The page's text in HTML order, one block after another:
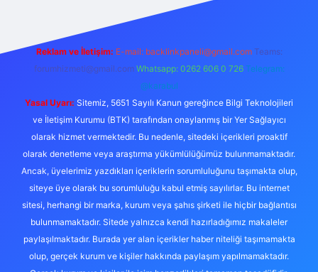
Reklam ve İletişim: E-mail: backlinkpaneli@gmail.com Teams:
forumhizmeti@gmail.com Whatsapp: 0262 606 0 726 Telegram:
@karabul
Yasal Uyarı: Sitemiz, 5651 Sayılı Kanun gereğince Bilgi Teknolojileri
ve İletişim Kurumu (BTK) tarafından onaylanmış bir Yer Sağlayıcı
olarak hizmet vermektedir. Bu nedenle, sitedeki içerikleri proaktif
olarak denetleme veya araştırma yükümlülüğümüz bulunmamaktadır.
Ancak, üyelerimiz yazdıkları içeriklerin sorumluluğunu taşımakta olup,
siteye üye olarak bu sorumluluğu kabul etmiş sayılırlar. Bu internet
sitesi, herhangi bir marka, kurum veya şahıs şirketi ile hiçbir bağlantısı
bulunmamaktadır. Sitede yalnızca kendi hazırladığımız makaleler
paylaşılmaktadır. Burada yer alan içerikler haber niteliği taşımamakta
olup, gerçek kurum ve kişiler hakkında paylaşım yapılmamaktadır.